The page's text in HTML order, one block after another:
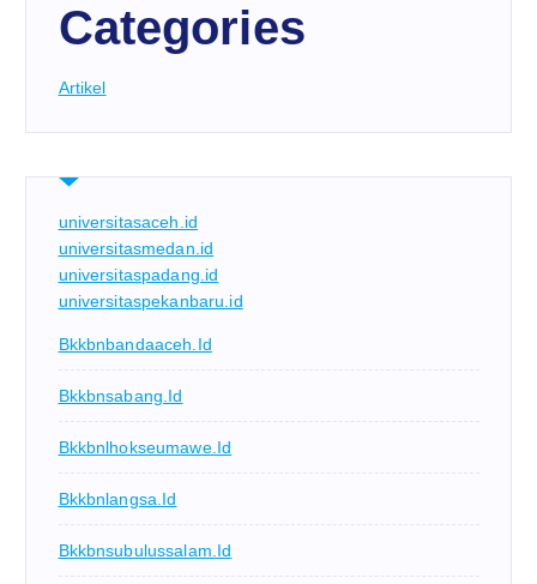
Categories
Artikel
universitasaceh.id
universitasmedan.id
universitaspadang.id
universitaspekanbaru.id
Bkkbnbandaaceh.id
Bkkbnsabang.id
Bkkbnlhokseumawe.id
Bkkbnlangsa.id
Bkkbnsubulussalam.id